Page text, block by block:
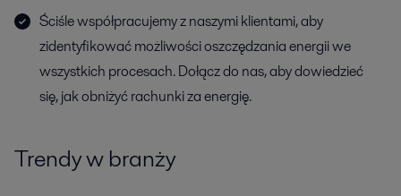
Ściśle współpracujemy z naszymi klientami, aby
zidentyfikować możliwości oszczędzania energii we
wszystkich procesach. Dołącz do nas, aby dowiedzieć
się, jak obniżyć rachunki za energię.
Trendy w branży